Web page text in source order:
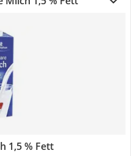
1,5 % Fett